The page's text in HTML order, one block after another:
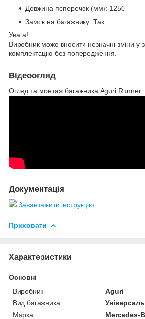
Довжина поперечок (мм): 1250
Замок на багажнику: Так
Увага!
Виробник може вносити незначні зміни у
комплектацію без попередження.
Відеоогляд
Огляд та монтаж багажника Aguri Runner
Документація
Завантажити інструкцію
Приховати
Характеристики
Основні
Виробник
Aguri
Вид багажника
Марка
Mercedes-